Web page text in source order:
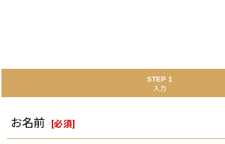
STEP 1
入力
お名前 [必須]